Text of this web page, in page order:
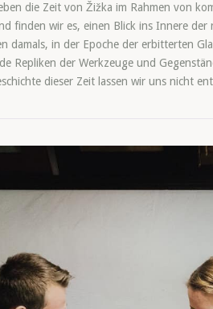
die Zeit von Žižka im Rahmen von
finden wir es, einen Blick ins Innere
damals, in der Epoche der erbitterten
Repliken der Werkzeuge und
dieser Zeit lassen wir uns nicht